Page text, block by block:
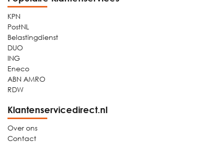
KPN
PostNL
Belastingdienst
DUO
ING
Eneco
ABN AMRO
RDW
Klantenservicedirect.nl
Over ons
Contact